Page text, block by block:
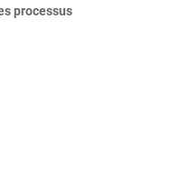
processus